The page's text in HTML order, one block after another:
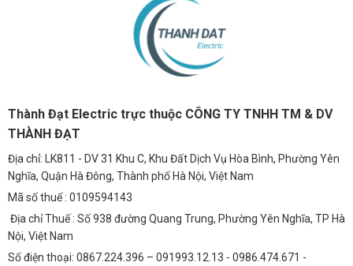
Thành Đạt Electric trực thuộc CÔNG TY TNHH TM & DV
THÀNH ĐẠT
Địa chỉ: LK811 - DV 31 Khu C, Khu Đất Dịch Vụ Hòa Bình, Phường Yên
Nghĩa, Quận Hà Đông, Thành phố Hà Nội, Việt Nam
Mã số thuế : 0109594143
Địa chỉ Thuế : Số 938 đường Quang Trung, Phường Yên Nghĩa, TP Hà
Nội, Việt Nam
Số điện thoại: 0867.224.396 – 091993.12.13 - 0986.474.671 -